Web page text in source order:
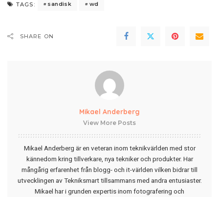
TAGS: sandisk wd
SHARE ON
Mikael Anderberg
View More Posts
Mikael Anderberg är en veteran inom teknikvärlden med stor
kännedom kring tillverkare, nya tekniker och produkter. Har
mångårig erfarenhet från blogg- och it-världen vilken bidrar till
utvecklingen av Tekniksmart tillsammans med andra entusiaster.
Mikael har i grunden expertis inom fotografering och